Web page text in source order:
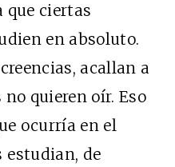
que ciertas
en absoluto.
acallan a
quieren oír. Eso
ocurría en el
estudian, de